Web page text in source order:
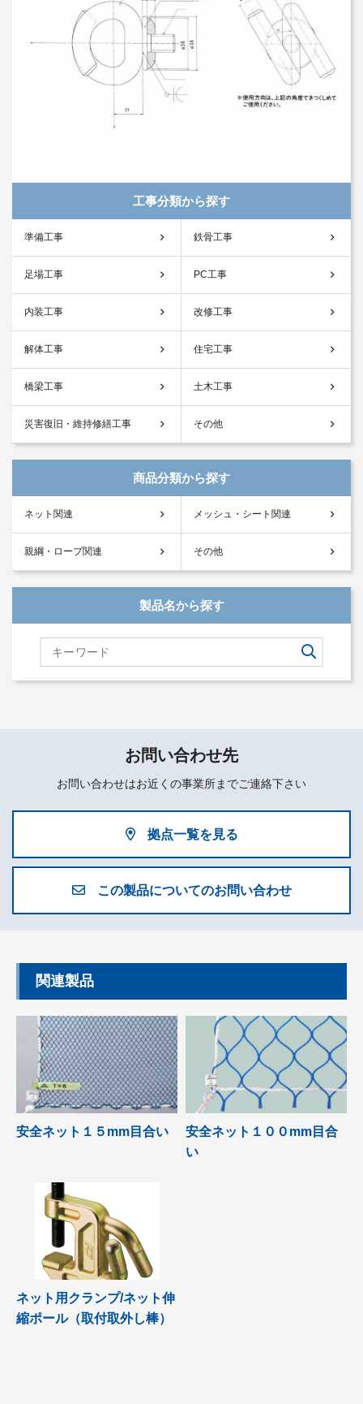
工事分類から探す
準備工事 鉄骨工事
足場工事 PC工事
内装工事 改修工事
解体工事 住宅工事
橋梁工事 土木工事
災害復旧・維持修繕工事 その他
商品分類から探す
ネット関連 メッシュ・シート関連
親綱・ロープ関連 その他
製品名から探す
お問い合わせ先
お問い合わせはお近くの事業所までご連絡下さい
拠点一覧を見る
この製品についてのお問い合わせ
関連製品
安全ネット１５mm目合い
安全ネット１００mm目合
い
ネット用クランプ/ネット伸
縮ポール（取付取外し棒）